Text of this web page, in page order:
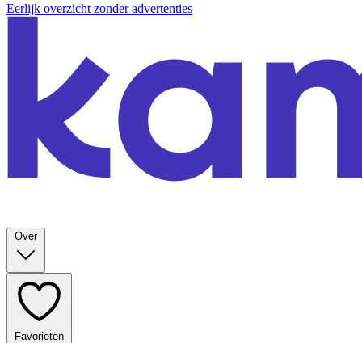
Eerlijk overzicht zonder advertenties
Over
Favorieten